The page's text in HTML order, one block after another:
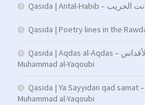
Qasida | Aqdas al-Aqdas – قصيدة أقدس الأقداس | Sh.
Muhammad al-Yaqoubi
Qasida | Ya Sayyidan qad samat – يا سيدا قد سمت محاسنه | Sh.
Muhammad al-Yaqoubi